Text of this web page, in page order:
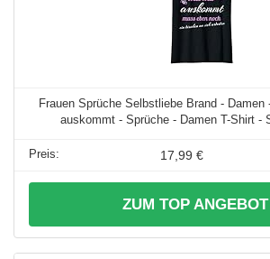
Frauen Sprüche Selbstliebe Brand -
auskommt - Sprüche - Damen T-Shirt -
17,99 €
ZUM TOP